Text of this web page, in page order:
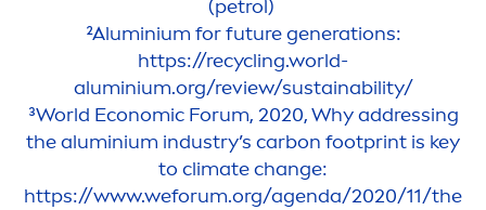
(petrol)
²Aluminium for future generations:
https://recycling.world-
aluminium.org/review/sustainability/
³World Economic Forum, 2020, Why addressing
the aluminium industry’s carbon footprint is key
to climate change:
https://www.weforum.org/agenda/2020/11/the